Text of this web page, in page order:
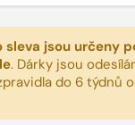
sleva jsou určeny
. Dárky jsou
do 6 týdnů